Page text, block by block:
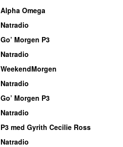
Alpha Omega
Natradio
Go’ Morgen P3
Natradio
WeekendMorgen
Natradio
Go’ Morgen P3
Natradio
P3 med Gyrith Cecilie Ross
Natradio